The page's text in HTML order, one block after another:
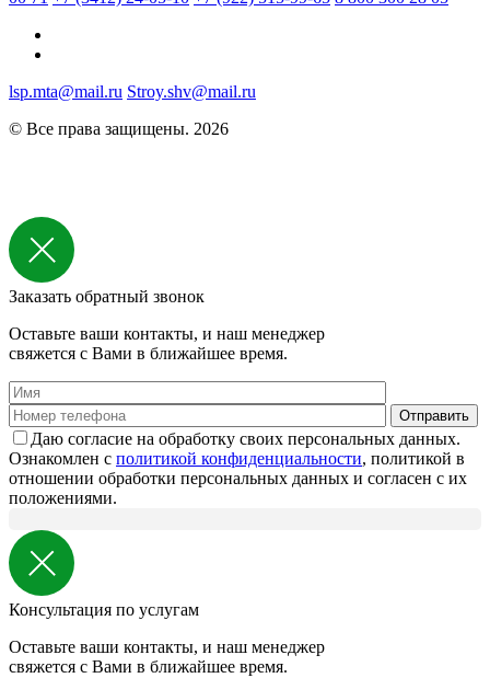
lsp.mta@mail.ru Stroy.shv@mail.ru
© Все права защищены. 2026
Заказать обратный звонок
Оставьте ваши контакты, и наш менеджер
свяжется с Вами в ближайшее время.
Даю согласие на обработку своих персональных данных.
Ознакомлен с политикой конфиденциальности, политикой в
отношении обработки персональных данных и согласен с их
положениями.
Консультация по услугам
Оставьте ваши контакты, и наш менеджер
свяжется с Вами в ближайшее время.